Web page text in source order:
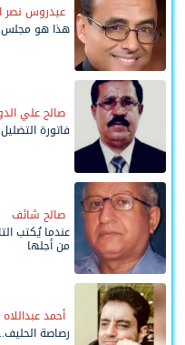
عيدروس نصر
هذا هو مجلس
صالح علي
فاتورة
صالح شائف
عندما يُكتب
من أجلها
أحمد عبداللاه
رصاصة